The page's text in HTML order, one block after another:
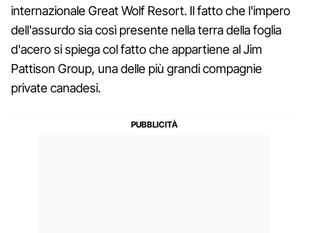
internazionale Great Wolf Resort. Il fatto che l'impero
dell'assurdo sia così presente nella terra della foglia
d'acero si spiega col fatto che appartiene al Jim
Pattison Group, una delle più grandi compagnie
private canadesi.